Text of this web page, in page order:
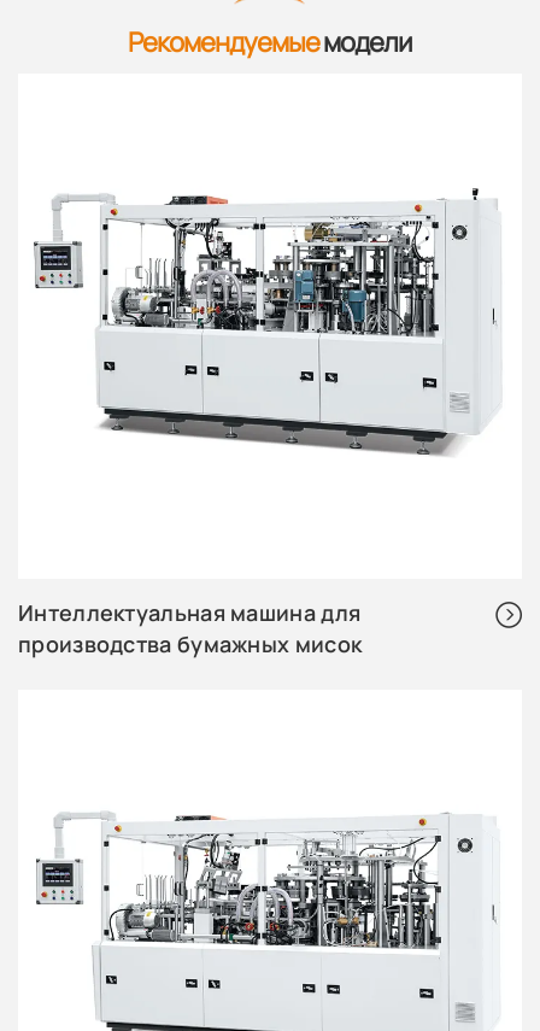
Рекомендуемыемодели
Интеллектуальная машина для
производства бумажных мисок